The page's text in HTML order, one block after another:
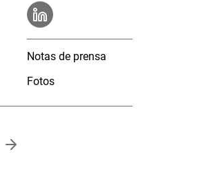
Notas de prensa
Fotos